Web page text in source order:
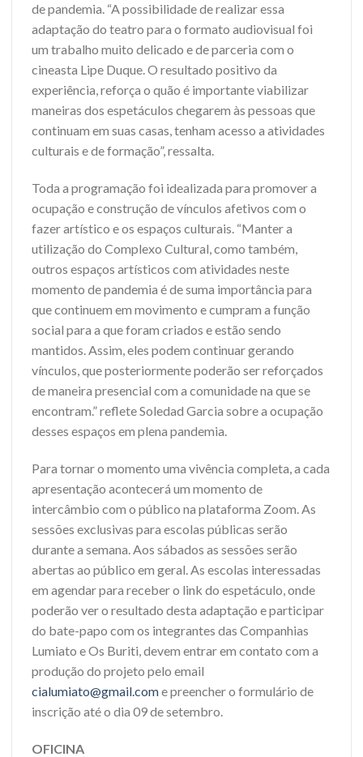
de pandemia. “A possibilidade de realizar essa
adaptação do teatro para o formato audiovisual foi
um trabalho muito delicado e de parceria com o
cineasta Lipe Duque. O resultado positivo da
experiência, reforça o quão é importante viabilizar
maneiras dos espetáculos chegarem às pessoas que
continuam em suas casas, tenham acesso a atividades
culturais e de formação”, ressalta.
Toda a programação foi idealizada para promover a
ocupação e construção de vínculos afetivos com o
fazer artístico e os espaços culturais. “Manter a
utilização do Complexo Cultural, como também,
outros espaços artísticos com atividades neste
momento de pandemia é de suma importância para
que continuem em movimento e cumpram a função
social para a que foram criados e estão sendo
mantidos. Assim, eles podem continuar gerando
vínculos, que posteriormente poderão ser reforçados
de maneira presencial com a comunidade na que se
encontram.” reflete Soledad Garcia sobre a ocupação
desses espaços em plena pandemia.
Para tornar o momento uma vivência completa, a cada
apresentação acontecerá um momento de
intercâmbio com o público na plataforma Zoom. As
sessões exclusivas para escolas públicas serão
durante a semana. Aos sábados as sessões serão
abertas ao público em geral. As escolas interessadas
em agendar para receber o link do espetáculo, onde
poderão ver o resultado desta adaptação e participar
do bate-papo com os integrantes das Companhias
Lumiato e Os Buriti, devem entrar em contato com a
produção do projeto pelo email
cialumiato@gmail.come preencher o formulário de
inscrição até o dia 09 de setembro.
OFICINA